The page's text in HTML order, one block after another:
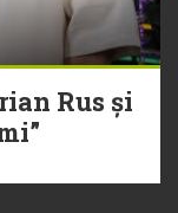
Rus și